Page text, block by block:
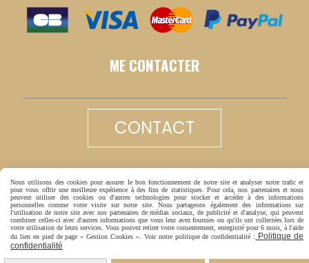
ME CONTACTER
CONTACT
LIVRAISON RAPIDE
Nous utilisons des cookies pour assurer le bon fonctionnement de notre site et analyser notre trafic et
pour vous offrir une meilleure expérience à des fins de statistiques. Pour cela, nos partenaires et nous
peuvent utiliser des cookies ou d'autres technologies pour stocker et accéder à des informations
personnelles comme votre visite sur notre site. Nous partageons également des informations sur
l'utilisation de notre site avec nos partenaires de médias sociaux, de publicité et d'analyse, qui peuvent
combiner celles-ci avec d'autres informations que vous leur avez fournies ou qu'ils ont collectées lors de
votre utilisation de leurs services. Vous pouvez retirer votre consentement, enregistré pour 6 mois, à l'aide
du lien en pied de page « Gestion Cookies ». Voir notre politique de confidentialité :
Politique de
confidentialité